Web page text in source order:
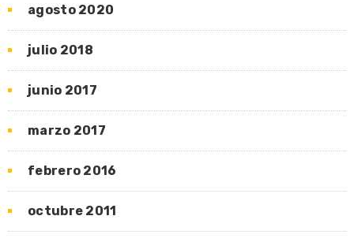
agosto 2020
julio 2018
junio 2017
marzo 2017
febrero 2016
octubre 2011